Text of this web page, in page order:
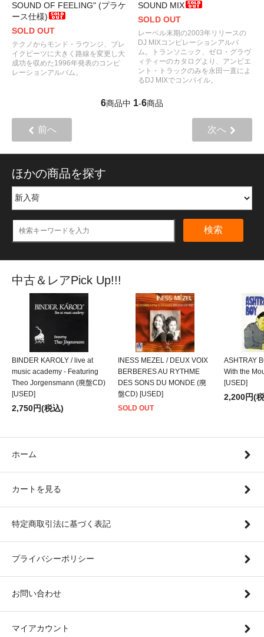
SOUND OF FEELING" (プラケ
ース仕様)
SOLD OUT
テクノからモンド・ラウンジ、ブレ
イクビーツに大きく路線を変更し大
成功を収めた1996年発表のコンピ
レーションアルバム。
SOUND MIX
SOLD OUT
レーベル末期の2003年リリースの
DJ MIXコンピレーションアルバ
ム。トランソニック、ゼロ・グラヴ
ィティーのカタログより、アンビエ
ント・トラックのみを永田一直によ
るDJ MIXでコンパイル。
6商品中 1-6商品
前へ 次へ
ほかの商品を探す
検索
中古＆レアPick Up!!!
BINDER KAROLY / live at
music academy - Featuring
Theo Jorgensmann (廃盤CD)
[USED]
2,750円(税込)
INESS MEZEL / DEUX VOIX
BERBERES AU RYTHME
DES SONS DU MONDE (廃
盤CD) [USED]
SOLD OUT
ASHTRAY
With the
[USED]
2,200円(
ホーム
カートを見る
特定商取引法に基づく表記
プライバシーポリシー
お問い合わせ
マイアカウント